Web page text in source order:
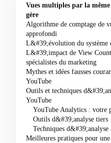
Vues multiples par la
gère
Algorithme de comptage de
approfondi
L&#39;évolution du système
L&#39;impact de View
spécialistes du marketing
Mythes et idées fausses
YouTube
Outils et techniques
YouTube
YouTube Analytics : votre
Outils d&#39;analyse tiers
Techniques d&#39;analyse
Meilleures pratiques pour